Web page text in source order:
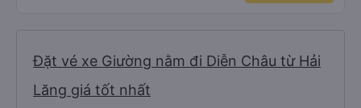
Đặt vé xe Giường nằm đi Diễn Châu từ Hải
Lăng giá tốt nhất